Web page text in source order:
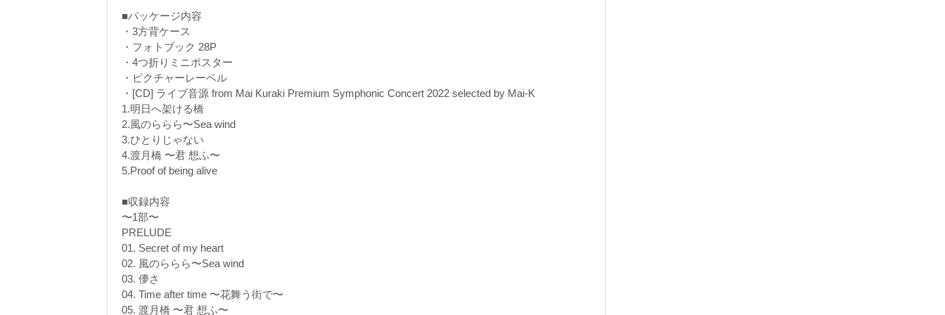
■パッケージ内容
・3方背ケース
・フォトブック 28P
・4つ折りミニポスター
・ピクチャーレーベル
・[CD] ライブ音源 from Mai Kuraki Premium Symphonic Concert 2022 selected by Mai-K
1.明日へ架ける橋
2.風のららら〜Sea wind
3.ひとりじゃない
4.渡月橋 〜君 想ふ〜
5.Proof of being alive
■収録内容
〜1部〜
PRELUDE
01. Secret of my heart
02. 風のららら〜Sea wind
03. 儚さ
04. Time after time 〜花舞う街で〜
05. 渡月橋 〜君 想ふ〜